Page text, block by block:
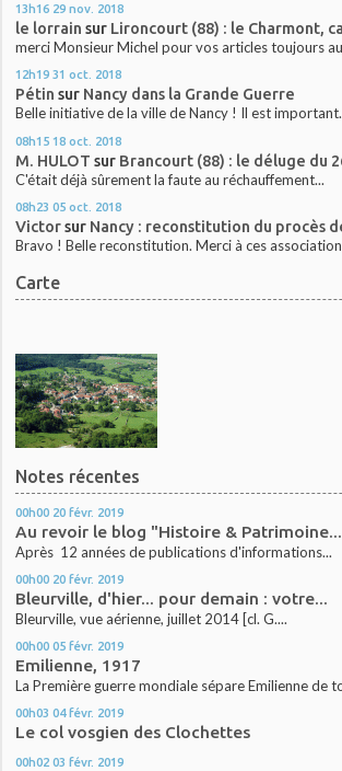
13h16 29 nov. 2018
le lorrain sur Lironcourt (88) : le Charmont,
merci Monsieur Michel pour vos articles toujours
12h19 31 oct. 2018
Pétin sur Nancy dans la Grande Guerre
Belle initiative de la ville de Nancy ! Il est
08h15 18 oct. 2018
M. HULOT sur Brancourt (88) : le déluge du
C'était déjà sûrement la faute au réchauffement...
08h23 05 oct. 2018
Victorsur Nancy : reconstitution du procès
Bravo ! Belle reconstitution. Merci à ces
Carte
Notes récentes
00h00 20 févr. 2019
Au revoir le blog "Histoire & Patrimoine...
Après 12 années de publications d'informations...
00h00 20 févr. 2019
Bleurville, d'hier... pour demain : votre...
Bleurville, vue aérienne, juillet 2014 [cl. G....
00h00 05 févr. 2019
Emilienne, 1917
La Première guerre mondiale sépare Emilienne de
00h03 04 févr. 2019
Le col vosgien des Clochettes
00h02 03 févr. 2019